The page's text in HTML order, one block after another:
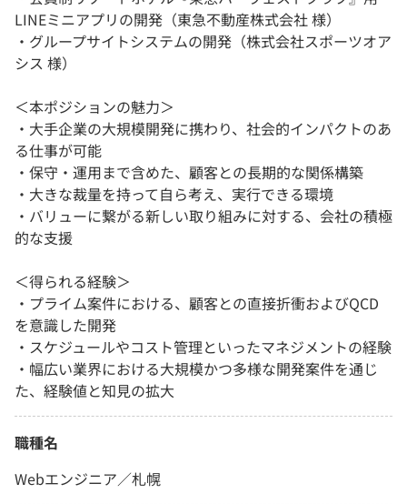
LINEミニアプリの開発（東急不動産株式会社 様）
・グループサイトシステムの開発（株式会社スポーツオア
シス 様）
＜本ポジションの魅力＞
・大手企業の大規模開発に携わり、社会的インパクトのあ
る仕事が可能
・保守・運用まで含めた、顧客との長期的な関係構築
・大きな裁量を持って自ら考え、実行できる環境
・バリューに繋がる新しい取り組みに対する、会社の積極
的な支援
＜得られる経験＞
・プライム案件における、顧客との直接折衝およびQCD
を意識した開発
・スケジュールやコスト管理といったマネジメントの経験
・幅広い業界における大規模かつ多様な開発案件を通じ
た、経験値と知見の拡大
職種名
Webエンジニア／札幌